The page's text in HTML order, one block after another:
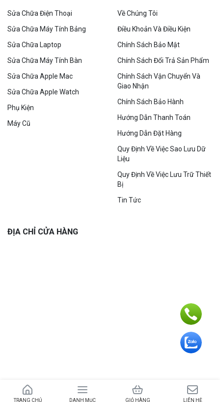
Sửa Chữa Điện Thoại
Sửa Chữa Máy Tính Bảng
Sửa Chữa Laptop
Sửa Chữa Máy Tính Bàn
Sửa Chữa Apple Mac
Sửa Chữa Apple Watch
Phụ Kiện
Máy Cũ
Về Chúng Tôi
Điều Khoản Và Điều Kiện
Chính Sách Bảo Mật
Chính Sách Đổi Trả Sản Phẩm
Chính Sách Vận Chuyển Và
Giao Nhận
Chính Sách Bảo Hành
Hướng Dẫn Thanh Toán
Hướng Dẫn Đặt Hàng
Quy Định Về Việc Sao Lưu Dữ
Liệu
Quy Định Về Việc Lưu Trữ Thiết
Bị
Tin Tức
ĐỊA CHỈ CỬA HÀNG
Bản quyền 2024 – © Trường Plus – MST 8431872024 do UBND huyện Bình
Sơn ngày 26/03/2016
TRANG CHỦ DANH MỤC GIỎ HÀNG LIÊN HỆ